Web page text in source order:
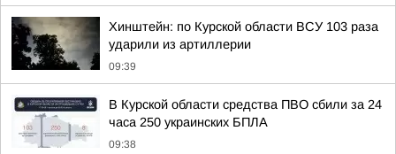
Хинштейн: по Курской области ВСУ 103 раза
ударили из артиллерии
09:39
В Курской области средства ПВО сбили за 24
часа 250 украинских БПЛА
09:38